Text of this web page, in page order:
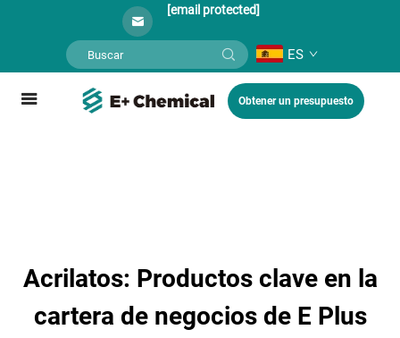
[email protected]
ES
Obtener un presupuesto
Acrilatos: Productos clave en la
cartera de negocios de E Plus